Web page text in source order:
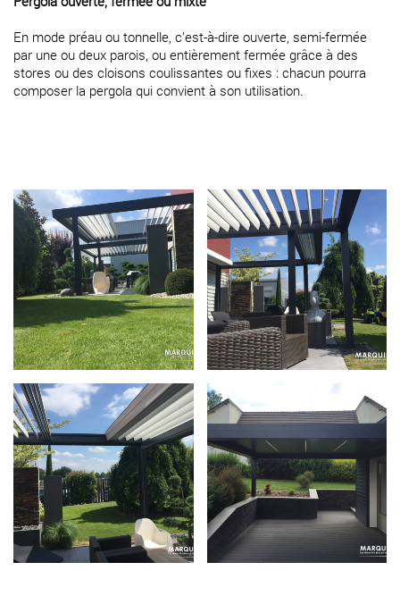
En mode préau ou tonnelle, c’est-à-dire ouverte, semi-fermée
par une ou deux parois, ou entièrement fermée grâce à des
stores ou des cloisons coulissantes ou fixes : chacun pourra
composer la pergola qui convient à son utilisation.